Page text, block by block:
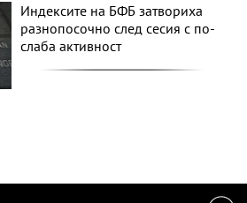
Индексите на БФБ затвориха
разнопосочно след сесия с по-
слаба активност